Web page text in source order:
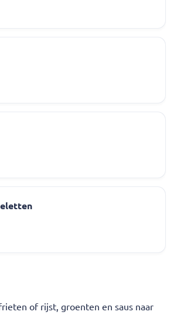
of rijst, groenten en saus naar